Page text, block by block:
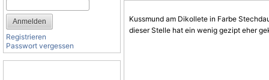
Registrieren
Passwort vergessen
Kussmund am Dikollete in Farbe
dieser Stelle hat ein wenig gezipt eher